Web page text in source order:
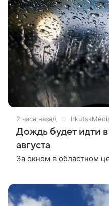
2 часа назад
Дождь будет идти
августа
За окном в областном